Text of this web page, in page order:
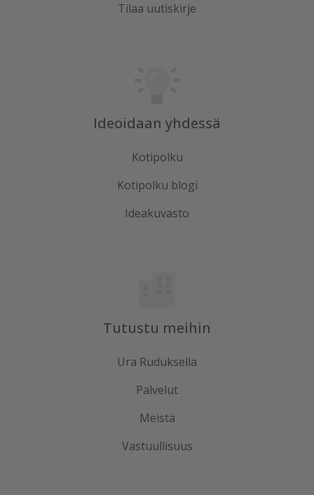
Tilaa uutiskirje
Ideoidaan yhdessä
Kotipolku
Kotipolku blogi
Ideakuvasto
Tutustu meihin
Ura Ruduksella
Palvelut
Meistä
Vastuullisuus